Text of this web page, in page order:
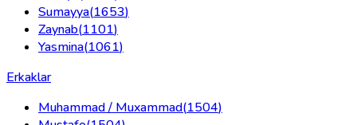
Sumayya(1653)
Zaynab(1101)
Yasmina(1061)
Erkaklar
Muhammad / Muxammad(1504)